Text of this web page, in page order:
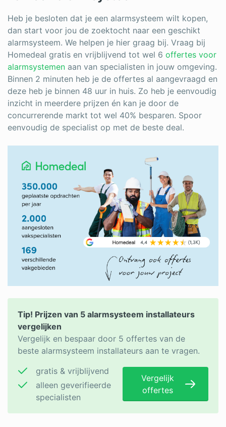
Heb je besloten dat je een alarmsysteem wilt kopen,
dan start voor jou de zoektocht naar een geschikt
alarmsysteem. We helpen je hier graag bij. Vraag bij
Homedeal gratis en vrijblijvend tot wel 6 offertes voor
alarmsystemen aan van specialisten in jouw omgeving.
Binnen 2 minuten heb je de offertes al aangevraagd en
deze heb je binnen 48 uur in huis. Zo heb je eenvoudig
inzicht in meerdere prijzen én kan je door de
concurrerende markt tot wel 40% besparen. Spoor
eenvoudig de specialist op met de beste deal.
Tip! Prijzen van 5 alarmsysteem installateurs
vergelijken
Vergelijk en bespaar door 5 offertes van de
beste alarmsysteem installateurs aan te vragen.
gratis & vrijblijvend
alleen geverifieerde
specialisten
Vergelijk
offertes